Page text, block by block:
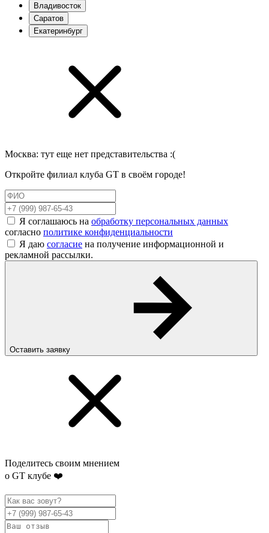
Владивосток
Саратов
Екатеринбург
Москва: тут еще нет представительства :(
Откройте филиал клуба GT в своём городе!
Я соглашаюсь на обработку персональных данных
согласно политике конфиденциальности
Я даю согласие на получение информационной и
рекламной рассылки.
Оставить заявку
Поделитесь своим мнением
о GT клубе ❤️